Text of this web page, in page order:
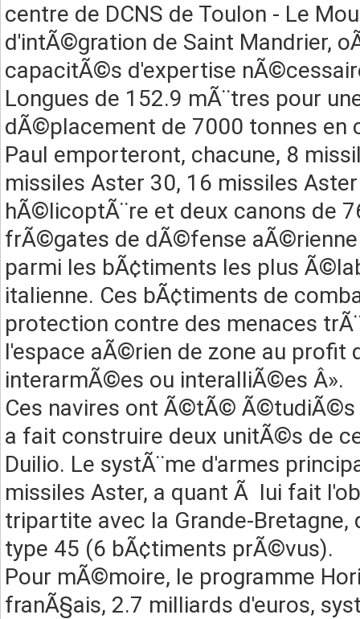
centre de DCNS de Toulon - Le
d'intÃ©gration de Saint Mandrier,
capacitÃ©s d'expertise
Longues de 152.9 mÃ¨tres pour
dÃ©placement de 7000 tonnes en
Paul emporteront, chacune, 8
missiles Aster 30, 16 missiles
hÃ©licoptÃ¨re et deux canons de
frÃ©gates de dÃ©fense
parmi les bÃ¢timents les plus
italienne. Ces bÃ¢timents de
protection contre des menaces
l'espace aÃ©rien de zone au profit
interarmÃ©es ou interalliÃ©es Â».
Ces navires ont Ã©tÃ©
a fait construire deux unitÃ©s de
Duilio. Le systÃ¨me d'armes
missiles Aster, a quant Ã lui fait
tripartite avec la Grande-
type 45 (6 bÃ¢timents prÃ©vus).
Pour mÃ©moire, le programme
franÃ§ais, 2.7 milliards d'euros,